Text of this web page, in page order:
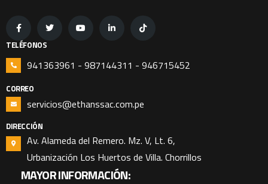
TELÉFONOS
941363961 - 987144311 - 946715452
CORREO
servicios@ethanssac.com.pe
DIRECCIÓN
Av. Alameda del Remero. Mz. V, Lt. 6,
Urbanización Los Huertos de Villa. Chorrillos
MAYOR INFORMACIÓN: